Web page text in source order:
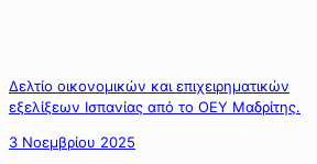
Δελτίο οικονομικών και επιχειρηματικών
εξελίξεων Ισπανίας από το ΟΕΥ Μαδρίτης.
3 Νοεμβρίου 2025